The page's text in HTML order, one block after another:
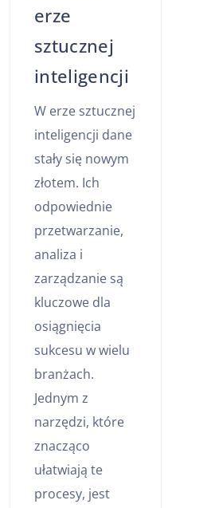
erze
sztucznej
inteligencji
W erze sztucznej
inteligencji dane
stały się nowym
złotem. Ich
odpowiednie
przetwarzanie,
analiza i
zarządzanie są
kluczowe dla
osiągnięcia
sukcesu w wielu
branżach.
Jednym z
narzędzi, które
znacząco
ułatwiają te
procesy, jest